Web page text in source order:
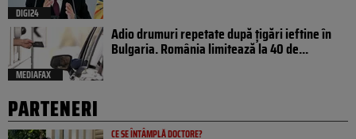
DIGI24
MEDIAFAX
Adio drumuri repetate după țigări ieftine în
Bulgaria. România limitează la 40 de...
PARTENERI
CE SE ÎNTÂMPLĂ DOCTORE?